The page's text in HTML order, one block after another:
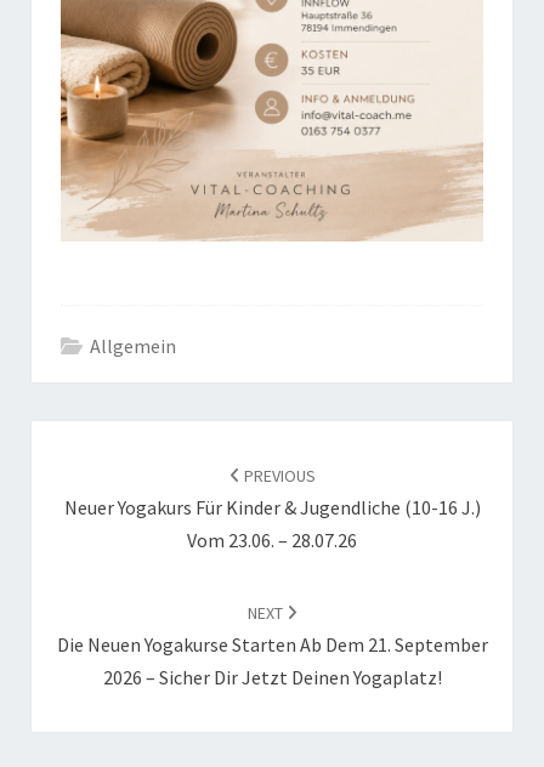
Allgemein
PREVIOUS
Neuer Yogakurs Für Kinder & Jugendliche (10-16 J.)
Vom 23.06. – 28.07.26
NEXT
Die Neuen Yogakurse Starten Ab Dem 21. September
2026 – Sicher Dir Jetzt Deinen Yogaplatz!